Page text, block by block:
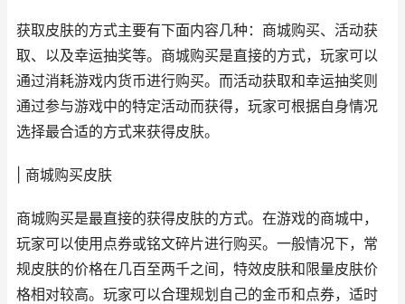
获取皮肤的方式主要有下面内容几种：商城购买、活动获
取、以及幸运抽奖等。商城购买是直接的方式，玩家可以
通过消耗游戏内货币进行购买。而活动获取和幸运抽奖则
通过参与游戏中的特定活动而获得，玩家可根据自身情况
选择最合适的方式来获得皮肤。
| 商城购买皮肤
商城购买是最直接的获得皮肤的方式。在游戏的商城中，
玩家可以使用点券或铭文碎片进行购买。一般情况下，常
规皮肤的价格在几百至两千之间，特效皮肤和限量皮肤价
格相对较高。玩家可以合理规划自己的金币和点券，适时